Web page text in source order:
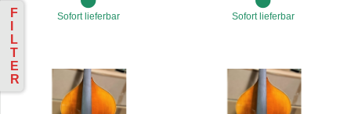
F
L
T
E
R
Sofort lieferbar Sofort lieferbar